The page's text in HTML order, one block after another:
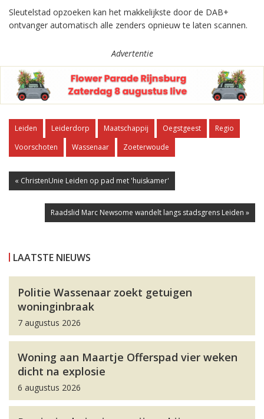
Sleutelstad opzoeken kan het makkelijkste door de DAB+
ontvanger automatisch alle zenders opnieuw te laten scannen.
Advertentie
Leiden Leiderdorp Maatschappij Oegstgeest
Regio
Voorschoten
Wassenaar Zoeterwoude
« ChristenUnie Leiden op pad met 'huiskamer'
Raadslid Marc Newsome wandelt langs stadsgrens Leiden »
LAATSTE NIEUWS
Politie Wassenaar zoekt getuigen
woninginbraak
7 augustus 2026
Woning aan Maartje Offerspad vier weken
dicht na explosie
6 augustus 2026